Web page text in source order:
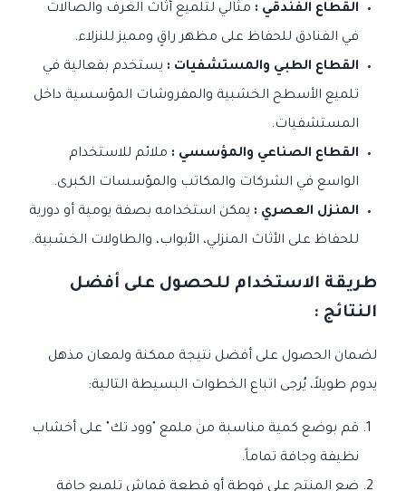
القطاع الفندقي : مثالي لتلميع أثاث الغرف والصالات
في الفنادق للحفاظ على مظهر راقٍ ومميز للنزلاء.
القطاع الطبي والمستشفيات : يستخدم بفعالية في
تلميع الأسطح الخشبية والمفروشات المؤسسية داخل
المستشفيات.
القطاع الصناعي والمؤسسي : ملائم للاستخدام
الواسع في الشركات والمكاتب والمؤسسات الكبرى.
المنزل العصري : يمكن استخدامه بصفة يومية أو دورية
للحفاظ على الأثاث المنزلي، الأبواب، والطاولات الخشبية.
طريقة الاستخدام للحصول على أفضل
النتائج :
لضمان الحصول على أفضل نتيجة ممكنة ولمعان مذهل
يدوم طويلاً، يُرجى اتباع الخطوات البسيطة التالية:
قم بوضع كمية مناسبة من ملمع "وود تك" على أخشاب
نظيفة وجافة تماماً.
ضع المنتج على فوطة أو قطعة قماش تلميع جافة